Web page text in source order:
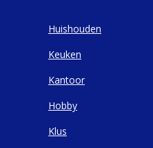
Huishouden
Keuken
Kantoor
Hobby
Klus